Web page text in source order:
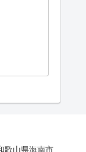
山県海南市.